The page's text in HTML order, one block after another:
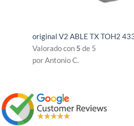
original V2 ABLE TX TOH2
Valorado con5 de 5
por Antonio C.